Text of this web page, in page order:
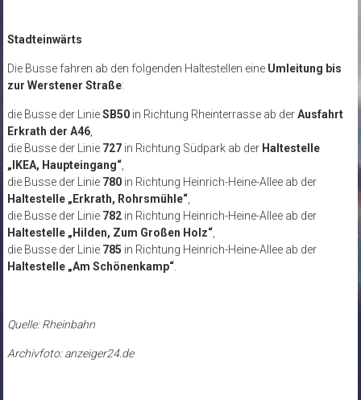
Stadteinwärts
Die Busse fahren ab den folgenden Haltestellen eine Umleitung bis
zur Werstener Straße:
die Busse der LinieSB50in Richtung Rheinterrasse ab derAusfahrt
Erkrath der A46,
die Busse der Linie 727in Richtung Südpark ab der Haltestelle
„IKEA, Haupteingang“,
die Busse der Linie 780in Richtung Heinrich-Heine-Allee ab der
Haltestelle „Erkrath, Rohrsmühle“,
die Busse der Linie 782in Richtung Heinrich-Heine-Allee ab der
Haltestelle „Hilden, Zum Großen Holz“,
die Busse der Linie 785 in Richtung Heinrich-Heine-Allee ab der
Haltestelle „Am Schönenkamp“.
Quelle: Rheinbahn
Archivfoto: anzeiger24.de